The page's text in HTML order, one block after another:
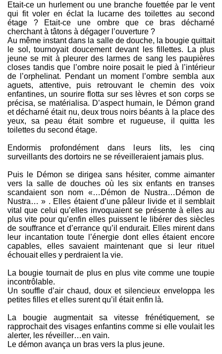
Etait-ce un hurlement ou une branche fouettée par le vent
qui fit voler en éclat la lucarne des toilettes au second
étage ? Etait-ce une ombre que ce bras décharné
cherchant à tâtons à dégager l’ouverture ?
Au même instant dans la salle de douche, la bougie quittait
le sol, tournoyait doucement devant les fillettes. La plus
jeune se mit à pleurer des larmes de sang les paupières
closes tandis que l’ombre noire posait le pied à l’intérieur
de l’orphelinat. Pendant un moment l’ombre sembla aux
aguets, attentive, puis retrouvant le chemin des voix
enfantines, un sourire flotta sur ses lèvres et son corps se
précisa, se matérialisa. D’aspect humain, le Démon grand
et décharné était nu, deux trous noirs béants à la place des
yeux, sa peau était sombre et rugueuse, il quitta les
toilettes du second étage.
Endormis profondément dans leurs lits, les cinq
surveillants des dortoirs ne se réveilleraient jamais plus.
Puis le Démon se dirigea sans hésiter, comme aimanter
vers la salle de douches où les six enfants en transes
scandaient son nom «…Démon de Nustra…Démon de
Nustra… » . Elles étaient d’une pâleur livide et il semblait
vital que celui qu’elles invoquaient se présente à elles au
plus vite pour qu’enfin elles puissent le libérer des siècles
de souffrance et d’errance qu’il endurait. Elles mirent dans
leur incantation toute l’énergie dont elles étaient encore
capables, elles savaient maintenant que si leur rituel
échouait elles y perdraient la vie.
La bougie tournait de plus en plus vite comme une toupie
incontrôlable.
Un souffle d’air chaud, doux et silencieux enveloppa les
petites filles et elles surent qu’il était enfin là.
La bougie augmentait sa vitesse frénétiquement, se
rapprochait des visages enfantins comme si elle voulait les
alerter, les réveiller…en vain.
Le démon avança un bras vers la plus jeune.